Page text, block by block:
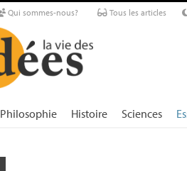
Qui sommes-nous? Tous les articles
Philosophie Histoire Sciences